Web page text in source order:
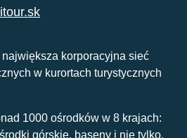
korporacyjna sieć
w kurortach turystycznych
1000 ośrodków w 8 krajach:
górskie, baseny i nie tylko.